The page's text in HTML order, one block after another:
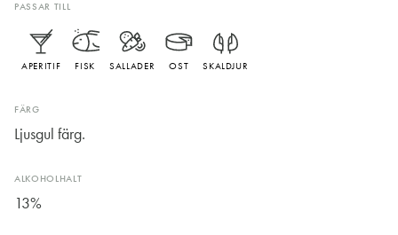
PASSAR TILL
APERITIF FISK SALLADER OST SKALDJUR
FÄRG
Ljusgul färg.
ALKOHOLHALT
13%